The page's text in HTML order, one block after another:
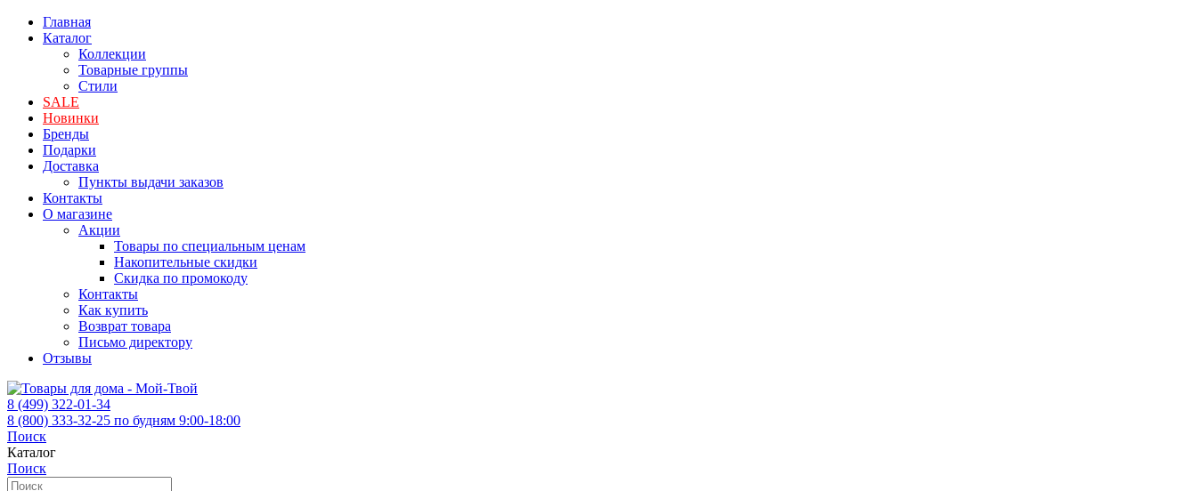
Главная
Каталог
Коллекции
Товарные группы
Стили
SALE
Новинки
Бренды
Подарки
Доставка
Пункты выдачи заказов
Контакты
О магазине
Акции
Товары по специальным ценам
Накопительные скидки
Скидка по промокоду
Контакты
Как купить
Возврат товара
Письмо директору
Отзывы
8 (499) 322-01-34
8 (800) 333-32-25 по будням 9:00-18:00
Поиск
Каталог
Поиск